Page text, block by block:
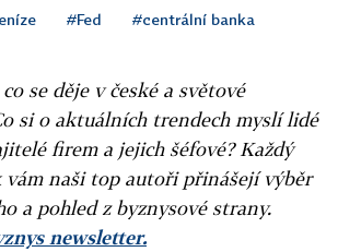
#Fed #centrální banka
se děje v české a světové
si o aktuálních trendech myslí lidé
firem a jejich šéfové? Každý
vám naši top autoři přinášejí výběr
a pohled z byznysové strany.
newsletter.